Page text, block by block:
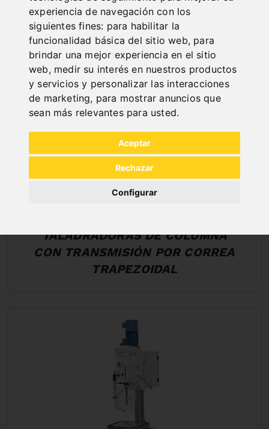
experiencia de navegación con los
siguientes fines: para habilitar la
funcionalidad básica del sitio web, para
brindar una mejor experiencia en el sitio
web, medir su interés en nuestros productos
y servicios y personalizar las interacciones
de marketing, para mostrar anuncios que
sean más relevantes para usted.
Aceptar
Rechazar
Configurar
TALADRADORAS DE COLUMNA
CON TRANSMISIÓN POR CORREA
TRAPEZOIDAL